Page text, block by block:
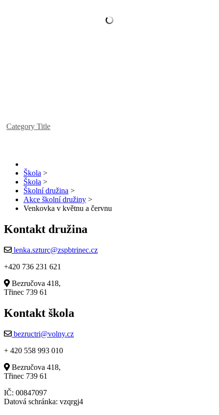
Category Title
Škola >
Škola >
Školní družina >
Akce školní družiny >
Venkovka v květnu a červnu
Kontakt družina
lenka.szturc@zspbtrinec.cz
+420 736 231 621
Bezručova 418,
Třinec 739 61
Kontakt škola
bezructri@volny.cz
+ 420 558 993 010
Bezručova 418,
Třinec 739 61
IČ: 00847097
Datová schránka: vzqrgj4